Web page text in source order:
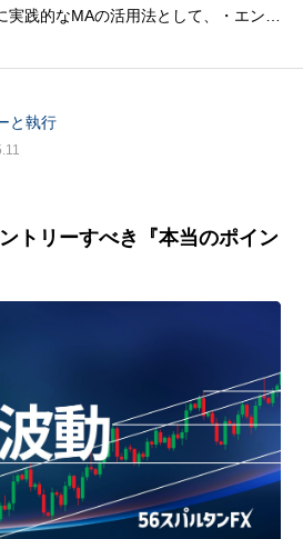
実践的なMAの活用法として、・エント
う
と執行
トリーすべき『本当のポイン